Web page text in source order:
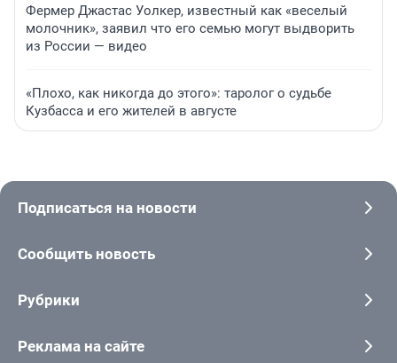
Фермер Джастас Уолкер, известный как «веселый
молочник», заявил что его семью могут выдворить
из России — видео
«Плохо, как никогда до этого»: таролог о судьбе
Кузбасса и его жителей в августе
Подписаться на новости
Сообщить новость
Рубрики
Реклама на сайте